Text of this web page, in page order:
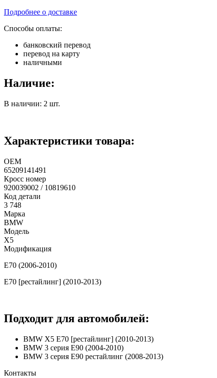
Подробнее о доставке
Способы оплаты:
банковский перевод
перевод на карту
наличными
Наличие:
В наличии: 2 шт.
Характеристики товара:
ОЕМ
65209141491
Кросс номер
920039002 / 10819610
Код детали
3 748
Марка
BMW
Модель
X5
Модификация
E70 (2006-2010)
E70 [рестайлинг] (2010-2013)
Подходит для автомобилей:
BMW X5 E70 [рестайлинг] (2010-2013)
BMW 3 серия E90 (2004-2010)
BMW 3 серия E90 рестайлинг (2008-2013)
Контакты